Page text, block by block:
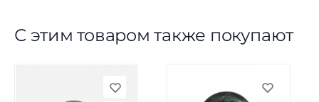
С этим товаром также покупают